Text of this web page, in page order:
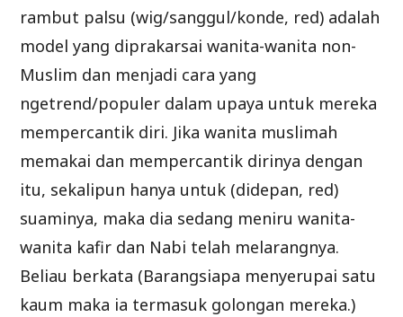
rambut palsu (wig/sanggul/konde, red) adalah
model yang diprakarsai wanita-wanita non-
Muslim dan menjadi cara yang
ngetrend/populer dalam upaya untuk mereka
mempercantik diri. Jika wanita muslimah
memakai dan mempercantik dirinya dengan
itu, sekalipun hanya untuk (didepan, red)
suaminya, maka dia sedang meniru wanita-
wanita kafir dan Nabi telah melarangnya.
Beliau berkata (Barangsiapa menyerupai satu
kaum maka ia termasuk golongan mereka.)